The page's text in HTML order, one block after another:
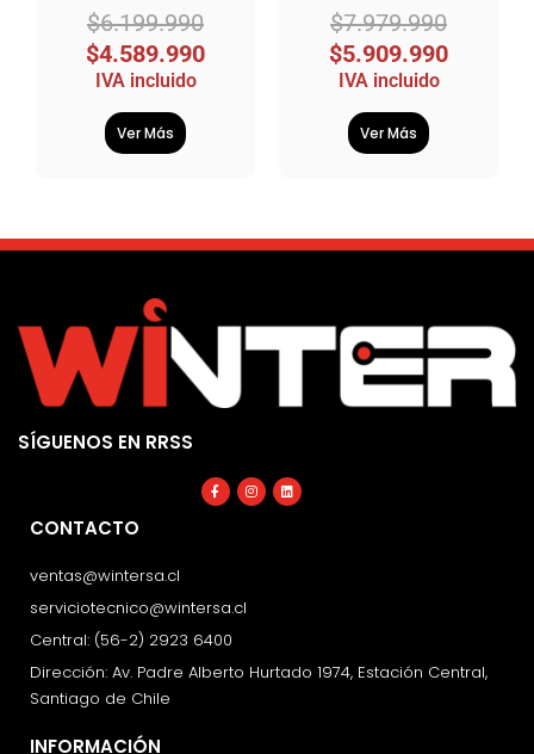
$6.199.990
$4.589.990
IVA incluido
Ver Más
$7.979.990
$5.909.990
IVA incluido
Ver Más
SÍGUENOS EN RRSS
Facebook-
f
Instagram
Linkedin
CONTACTO
ventas@wintersa.cl
serviciotecnico@wintersa.cl
Central: (56-2) 2923 6400
Dirección: Av. Padre Alberto Hurtado 1974, Estación Central,
Santiago de Chile
INFORMACIÓN